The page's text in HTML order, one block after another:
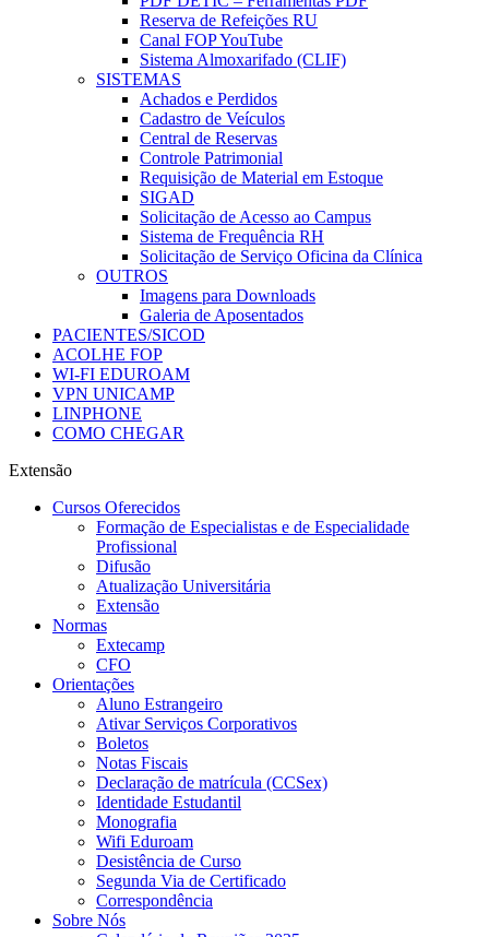
Reserva de Refeições RU
Canal FOP YouTube
Sistema Almoxarifado (CLIF)
SISTEMAS
Achados e Perdidos
Cadastro de Veículos
Central de Reservas
Controle Patrimonial
Requisição de Material em Estoque
SIGAD
Solicitação de Acesso ao Campus
Sistema de Frequência RH
Solicitação de Serviço Oficina da Clínica
OUTROS
Imagens para Downloads
Galeria de Aposentados
PACIENTES/SICOD
ACOLHE FOP
WI-FI EDUROAM
VPN UNICAMP
LINPHONE
COMO CHEGAR
Extensão
Cursos Oferecidos
Formação de Especialistas e de Especialidade
Profissional
Difusão
Atualização Universitária
Extensão
Normas
Extecamp
CFO
Orientações
Aluno Estrangeiro
Ativar Serviços Corporativos
Boletos
Notas Fiscais
Declaração de matrícula (CCSex)
Identidade Estudantil
Monografia
Wifi Eduroam
Desistência de Curso
Segunda Via de Certificado
Correspondência
Sobre Nós